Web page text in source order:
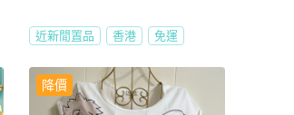
近新閒置品 香港 免運
降價